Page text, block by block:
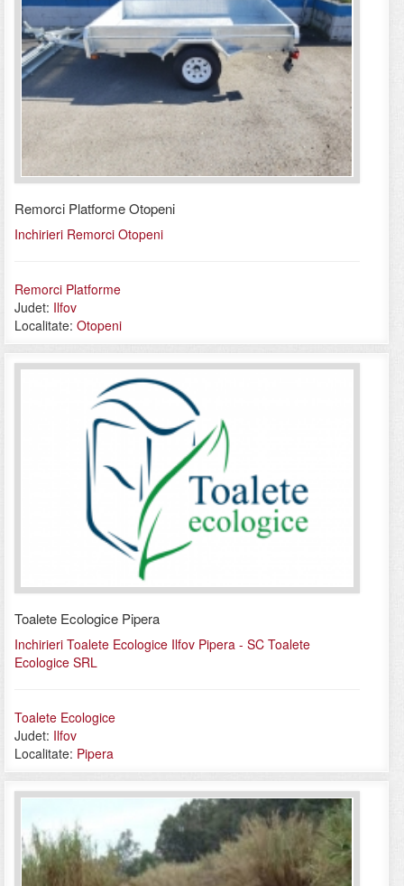
Remorci Platforme Otopeni
Inchirieri Remorci Otopeni
Remorci Platforme
Judet: Ilfov
Localitate: Otopeni
Toalete Ecologice Pipera
Inchirieri Toalete Ecologice Ilfov Pipera - SC Toalete
Ecologice SRL
Toalete Ecologice
Judet: Ilfov
Localitate: Pipera